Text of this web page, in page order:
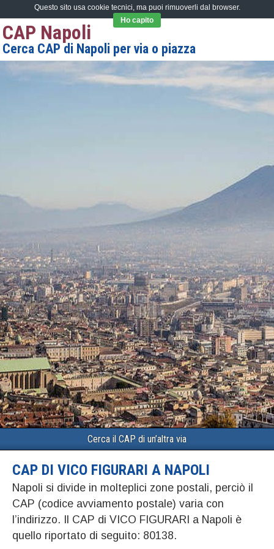
CAP Napoli
Cerca CAP di Napoli per via o piazza
Cerca il CAP di un’altra via
CAP DI VICO FIGURARI A NAPOLI
Napoli si divide in molteplici zone postali, perciò il
CAP (codice avviamento postale) varia con
l’indirizzo. Il CAP di VICO FIGURARI a Napoli è
quello riportato di seguito: 80138.
Questo sito usa cookie tecnici, ma puoi rimuoverli dal browser.
Ho capito